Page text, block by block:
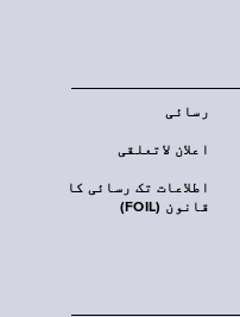
رسائی
اعلان لاتعلقی
اطلاعات تک رسائی کا
قانون (FOIL)